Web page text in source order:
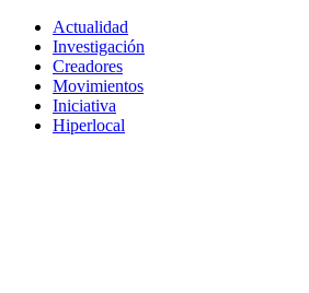
Actualidad
Investigación
Creadores
Movimientos
Iniciativa
Hiperlocal